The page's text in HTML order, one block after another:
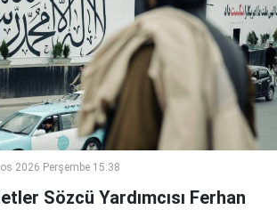
2026 Perşembe 15:38
Sözcü Yardımcısı Ferhan